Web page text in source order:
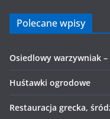
Polecane wpisy
Osiedlowy warzywniak
Huśtawki ogrodowe
Restauracja grecka,